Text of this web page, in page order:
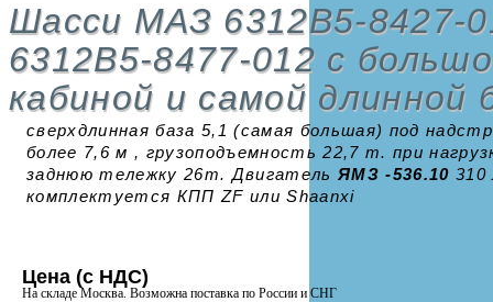
Шасси МАЗ 6312В5-8427-
6312В5-8477-012 с
кабиной и самой длинной
сверхдлинная база 5,1 (самая большая) под
более 7,6 м , грузоподъемность 22,7 т. при
заднюю тележку 26т. Двигатель ЯМЗ -536.10 310
комплектуется КПП ZF или Shaanxi
Цена (с НДС)
На складе Москва. Возможна поставка по России и СНГ